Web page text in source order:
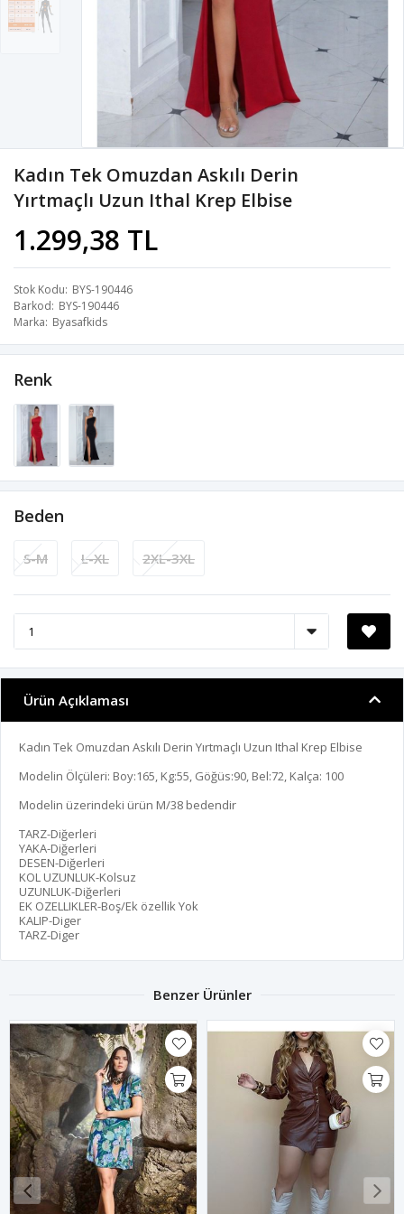
Kadın Tek Omuzdan Askılı Derin
Yırtmaçlı Uzun Ithal Krep Elbise
1.299,38 TL
Stok Kodu BYS-190446
Barkod BYS-190446
Marka Byasafkids
Renk
Beden
S-M L-XL 2XL-3XL
Ürün Açıklaması
Kadın Tek Omuzdan Askılı Derin Yırtmaçlı Uzun Ithal Krep Elbise
Modelin Ölçüleri: Boy:165, Kg:55, Göğüs:90, Bel:72, Kalça: 100
Modelin üzerindeki ürün M/38 bedendir
TARZ-Diğerleri
YAKA-Diğerleri
DESEN-Diğerleri
KOL UZUNLUK-Kolsuz
UZUNLUK-Diğerleri
EK OZELLIKLER-Boş/Ek özellik Yok
KALIP-Diger
TARZ-Diger
Benzer Ürünler